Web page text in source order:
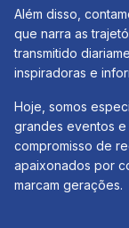
Além disso,
que narra as
transmitido
inspiradoras e
Hoje, somos
grandes eventos
compromisso de
apaixonados por
marcam gerações.